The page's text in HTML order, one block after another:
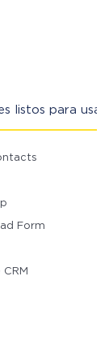
listos para
Form